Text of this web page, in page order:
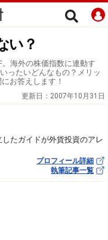
い？
海外の株価指数に連動す
ったいどんなもの？メリッ
お答えします！
更新日： 2007年10月31日
たガイドが外貨投資のアレ
プロフィール詳細
執筆記事一覧